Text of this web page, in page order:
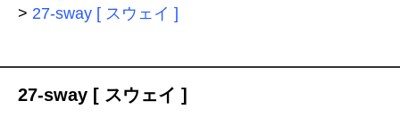
> 27-sway [ スウェイ ]
27-sway [ スウェイ ]